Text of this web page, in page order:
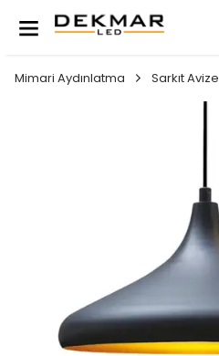
Mimari Aydınlatma Sarkıt Avize